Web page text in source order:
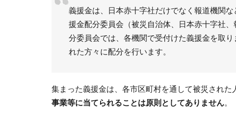
義援金は、日本赤十字社だけでなく報道機関
援金配分委員会（被災自治体、日本赤十字社
分委員会では、各機関で受付けた義援金を取
れた方々に配分を行います。
集まった義援金は、各市区町村を通して被災された
事業等に当てられることは原則としてありません。